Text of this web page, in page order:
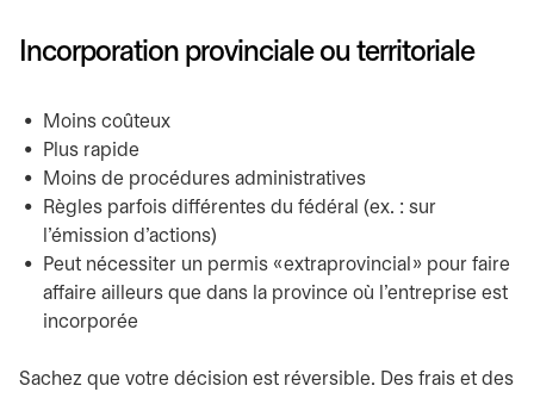
Incorporation provinciale ou territoriale
Moins coûteux
Plus rapide
Moins de procédures administratives
Règles parfois différentes du fédéral (ex. : sur
l’émission d’actions)
Peut nécessiter un permis « extraprovincial » pour faire
affaire ailleurs que dans la province où l’entreprise est
incorporée
Sachez que votre décision est réversible. Des frais et des